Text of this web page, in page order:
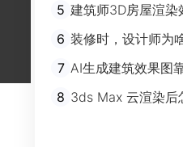
5 建筑师3D房屋渲染
避指南
6 装修时，设计师为
max？
7 AI生成建筑效果图
不开传统渲染
8 3ds Max 云渲染后